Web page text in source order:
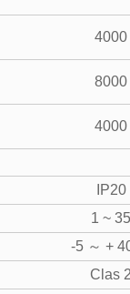
4000
8000
4000
IP20
1 ~ 35
-5 ～ +
Clas 2